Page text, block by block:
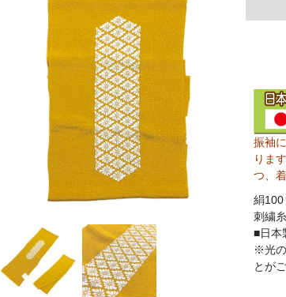
振袖
りま
つ、
絹100
刺繍
■日本
※光の
とが